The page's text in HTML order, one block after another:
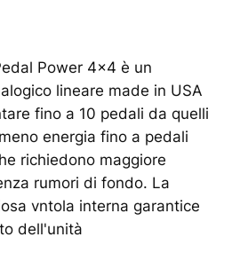
Power 4×4 è un
lineare made in USA
fino a 10 pedali da quelli
energia fino a pedali
richiedono maggiore
rumori di fondo. La
vntola interna garantice
dell'unità